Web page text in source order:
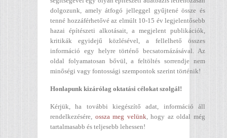
dolgozunk, amely átfogó jelleggel gyűjtené össze és
tenné hozzáférhetővé az elmúlt 10-15 év legjelentősebb
hazai építészeti alkotásait, a megjelent publikációk,
kritikák egyidejű közlésével, a fellelhető összes
információ egy helyre történő becsatornázásával. Az
oldal folyamatosan bővül, a feltöltés sorrendje nem
minőségi vagy fontossági szempontok szerint történik!
Honlapunk kizárólag oktatási célokat szolgál!
Kérjük, ha további kiegészítő adat, információ áll
rendelkezésére, ossza meg velünk, hogy az oldal még
tartalmasabb és teljesebb lehessen!